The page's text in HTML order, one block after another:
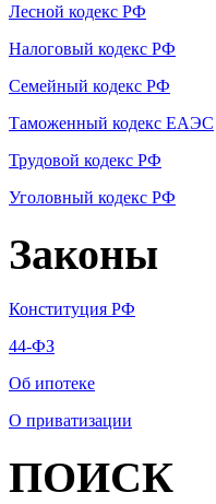
Лесной кодекс РФ
Налоговый кодекс РФ
Семейный кодекс РФ
Таможенный кодекс ЕАЭС
Трудовой кодекс РФ
Уголовный кодекс РФ
Законы
Конституция РФ
44-ФЗ
Об ипотеке
О приватизации
ПОИСК